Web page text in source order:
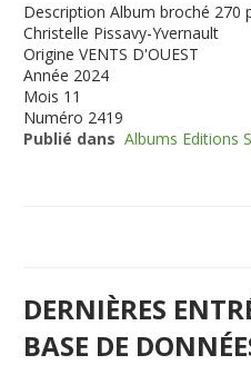
Description Album broché 270
Christelle Pissavy-Yvernault
Origine VENTS D'OUEST
Année 2024
Mois 11
Numéro 2419
Publié dans Albums Editions
DERNIÈRES
BASE DE